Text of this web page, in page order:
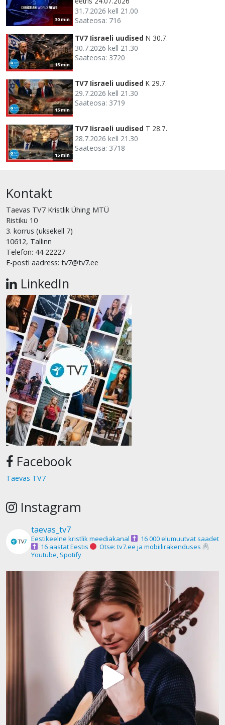
30 min
31.7.2026 kell 21.00
Saateosa: 716
15 min
TV7 Iisraeli uudised N 30.7.
30.7.2026 kell 21.30
Saateosa: 3720
15 min
TV7 Iisraeli uudised K 29.7.
29.7.2026 kell 21.30
Saateosa: 3719
15 min
TV7 Iisraeli uudised T 28.7.
28.7.2026 kell 21.30
Saateosa: 3718
Kontakt
Taevas TV7 Kristlik Ühing MTÜ
Ristiku 10
3. korrus (uksekell 7)
10612, Tallinn
Telefon: 44 22227
E-posti aadress: tv7@tv7.ee
LinkedIn
Facebook
Taevas TV7
Instagram
taevas_tv7
Eestikeelne kristlik meediakanal
16 000 elumuutvat saadet
16 aastat Eestis
Otse: tv7.ee ja mobiilirakenduses
Youtube, Spotify